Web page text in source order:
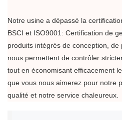
Notre usine a dépassé la
BSCI et ISO9001: Certification de
produits intégrés de conception,
nous permettent de contrôler
tout en économisant efficacement
que vous nous aimerez pour notre
qualité et notre service chaleureux.